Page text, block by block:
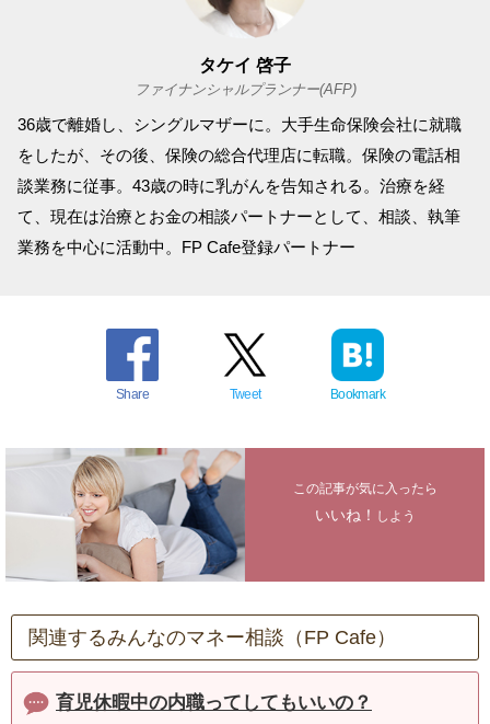
タケイ 啓子
ファイナンシャルプランナー(AFP)
36歳で離婚し、シングルマザーに。大手生命保険会社に就職
をしたが、その後、保険の総合代理店に転職。保険の電話相
談業務に従事。43歳の時に乳がんを告知される。治療を経
て、現在は治療とお金の相談パートナーとして、相談、執筆
業務を中心に活動中。FP Cafe登録パートナー
Share Tweet Bookmark
この記事が気に入ったら
いいね！ しよう
関連するみんなのマネー相談（FP Cafe）
育児休暇中の内職ってしてもいいの？